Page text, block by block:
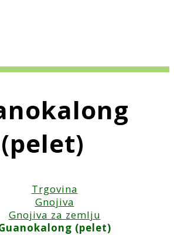
(pelet)
Trgovina
Gnojiva
Gnojiva za zemlju
(pelet)